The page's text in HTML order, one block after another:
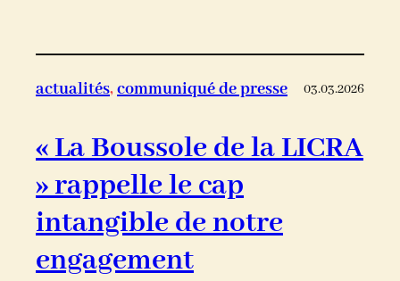
actualités, communiqué de presse 03.03.2026
« La Boussole de la LICRA
» rappelle le cap
intangible de notre
engagement